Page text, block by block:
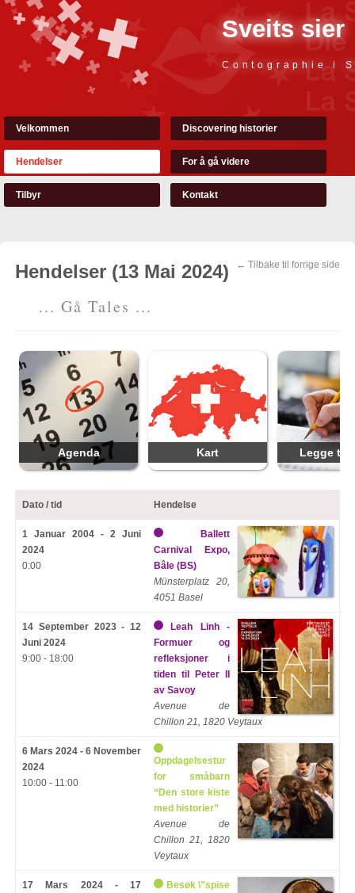
Sveits sier
Contographie i
Velkommen Discovering historier
Hendelser For å gå videre
Tilbyr Kontakt
← Tilbake til forrige side
Hendelser (13 Mai 2024)
... Gå Tales ...
Agenda Kart Legge til
Dato / tid Hendelse
1 Januar 2004 - 2 Juni
2024
0:00
Ballett
Carnival Expo,
Bâle (BS)
Münsterplatz 20,
4051 Basel
14 September 2023 - 12
Juni 2024
9:00 - 18:00
Leah Linh -
Formuer og
refleksjoner i
tiden til Peter II
av Savoy
Avenue de
Chillon 21, 1820 Veytaux
6 Mars 2024 - 6 November
2024
10:00 - 11:00
Oppdagelsestur
for småbarn
“Den store kiste
med historier”
Avenue de
Chillon 21, 1820
Veytaux
17 Mars 2024 - 17
Besøk \”spise